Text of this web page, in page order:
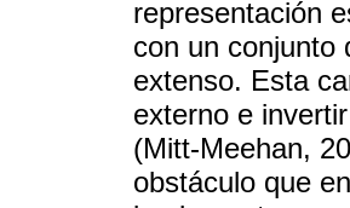
representación
con un conjunto
extenso. Esta
externo e
(Mitt-Meehan,
obstáculo que